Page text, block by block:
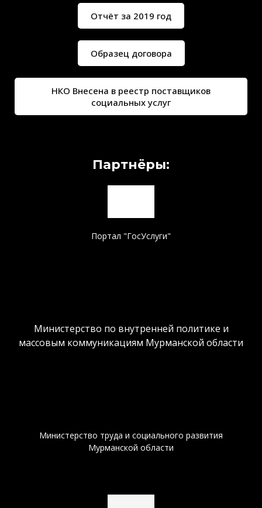
Отчёт за 2019 год
Образец договора
НКО Внесена в реестр поставщиков
социальных услуг
Партнёры:
Портал "ГосУслуги"
Министерство по внутренней политике и
массовым коммуникациям Мурманской области
Министерство труда и социального развития
Мурманской области